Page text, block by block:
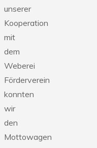
unserer
Kooperation
mit
dem
Weberei
Förderverein
konnten
wir
den
Mottowagen